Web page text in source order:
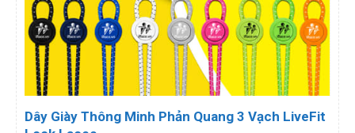
Dây Giày Thông Minh Phản Quang 3 Vạch LiveFit